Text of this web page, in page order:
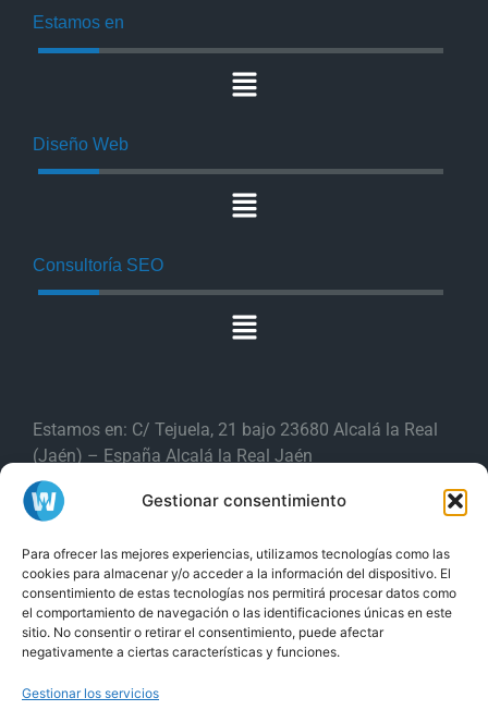
Gestionar consentimiento
Para ofrecer las mejores experiencias, utilizamos tecnologías como las
cookies para almacenar y/o acceder a la información del dispositivo. El
consentimiento de estas tecnologías nos permitirá procesar datos como
el comportamiento de navegación o las identificaciones únicas en este
sitio. No consentir o retirar el consentimiento, puede afectar
negativamente a ciertas características y funciones.
Gestionar los servicios
Estamos en
Diseño Web
Consultoría SEO
Estamos en: C/ Tejuela, 21 bajo 23680 Alcalá la Real
(Jaén) – España Alcalá la Real Jaén
ISPGestión Provider S.L
Tel. (+34) 853 88 11 88yTel. (+34) 953
58 24 22
24/7 Soporte técnico